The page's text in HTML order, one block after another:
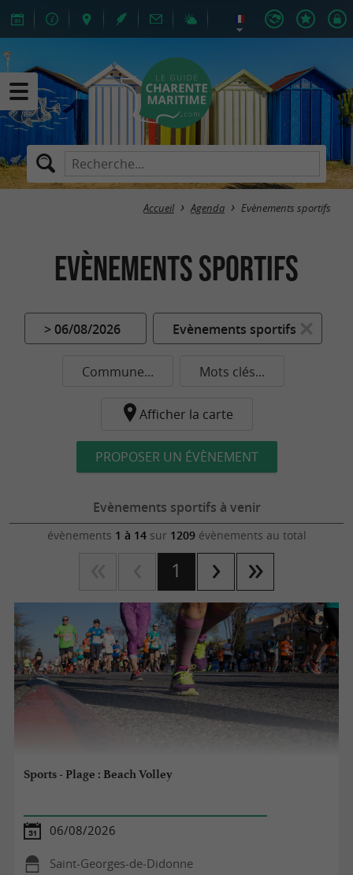
Accueil Agenda Evènements sportifs
Evènements sportifs
> 06/08/2026 Evènements sportifs
Commune... Mots clés...
Afficher la carte
PROPOSER UN ÉVÈNEMENT
Evènements sportifs à venir
évènements 1 à 14sur 1209évènements au total
1
Sports - Plage : Beach Volley
06/08/2026
Saint-Georges-de-Didonne